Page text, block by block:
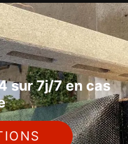
sur 7j/7 en cas